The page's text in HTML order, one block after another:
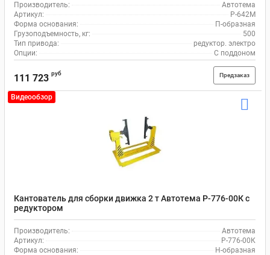
Производитель:
Автотема
Артикул:
Р-642М
Форма основания:
П-образная
Грузоподъемность, кг:
500
Тип привода:
редуктор. электро
Опции:
С поддоном
111 723 руб Предзаказ
Видеообзор
Кантователь для сборки движка 2 т Автотема Р-776-00К с
редуктором
Производитель:
Автотема
Артикул:
Р-776-00К
Форма основания:
Н-образная